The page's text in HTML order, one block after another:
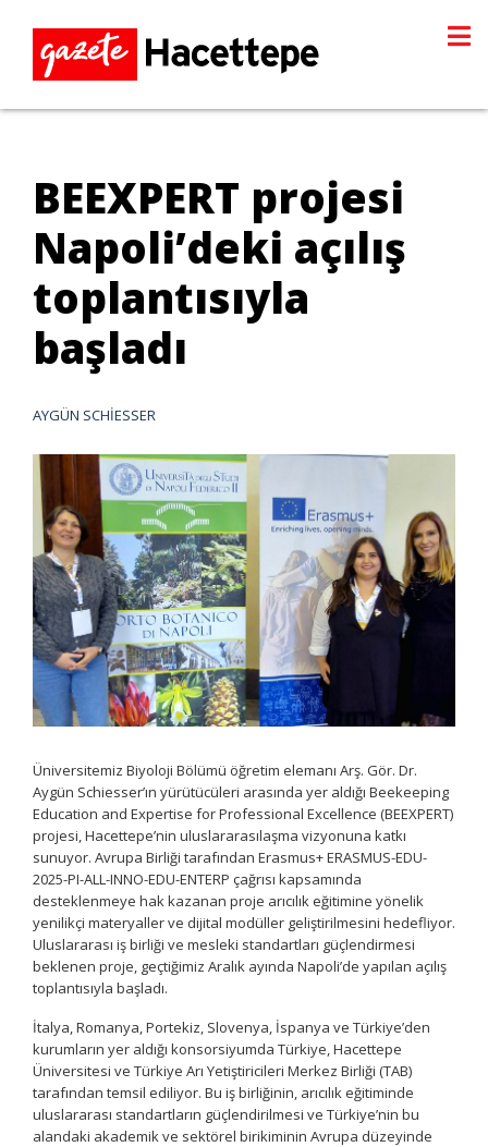
BEEXPERT projesi
Napoli’deki açılış
toplantısıyla
başladı
AYGÜN SCHİESSER
Üniversitemiz Biyoloji Bölümü öğretim elemanı Arş. Gör. Dr.
Aygün Schiesser’ın yürütücüleri arasında yer aldığı Beekeeping
Education and Expertise for Professional Excellence (BEEXPERT)
projesi, Hacettepe’nin uluslararasılaşma vizyonuna katkı
sunuyor. Avrupa Birliği tarafından Erasmus+ ERASMUS-EDU-
2025-PI-ALL-INNO-EDU-ENTERP çağrısı kapsamında
desteklenmeye hak kazanan proje arıcılık eğitimine yönelik
yenilikçi materyaller ve dijital modüller geliştirilmesini hedefliyor.
Uluslararası iş birliği ve mesleki standartları güçlendirmesi
beklenen proje, geçtiğimiz Aralık ayında Napoli’de yapılan açılış
toplantısıyla başladı.
İtalya, Romanya, Portekiz, Slovenya, İspanya ve Türkiye’den
kurumların yer aldığı konsorsiyumda Türkiye, Hacettepe
Üniversitesi ve Türkiye Arı Yetiştiricileri Merkez Birliği (TAB)
tarafından temsil ediliyor. Bu iş birliğinin, arıcılık eğitiminde
uluslararası standartların güçlendirilmesi ve Türkiye’nin bu
alandaki akademik ve sektörel birikiminin Avrupa düzeyinde